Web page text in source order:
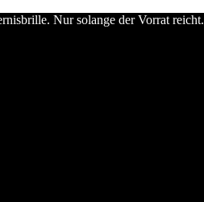
Nur solange der Vorrat reicht.